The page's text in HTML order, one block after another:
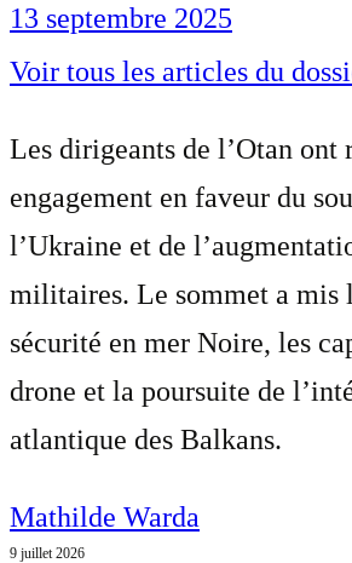
13 septembre 2025
Voir tous les articles du
Les dirigeants de l’Otan
engagement en faveur du
l’Ukraine et de
militaires. Le sommet a mis
sécurité en mer Noire, les
drone et la poursuite de
atlantique des Balkans.
Mathilde Warda
9 juillet 2026